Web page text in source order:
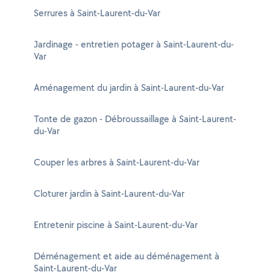
Serrures à Saint-Laurent-du-Var
Jardinage - entretien potager à Saint-Laurent-du-
Var
Aménagement du jardin à Saint-Laurent-du-Var
Tonte de gazon - Débroussaillage à Saint-Laurent-
du-Var
Couper les arbres à Saint-Laurent-du-Var
Cloturer jardin à Saint-Laurent-du-Var
Entretenir piscine à Saint-Laurent-du-Var
Déménagement et aide au déménagement à
Saint-Laurent-du-Var